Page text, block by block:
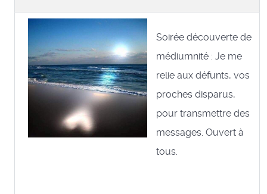
Soirée découverte de
médiumnité : Je me
relie aux défunts, vos
proches disparus,
pour transmettre des
messages. Ouvert à
tous.